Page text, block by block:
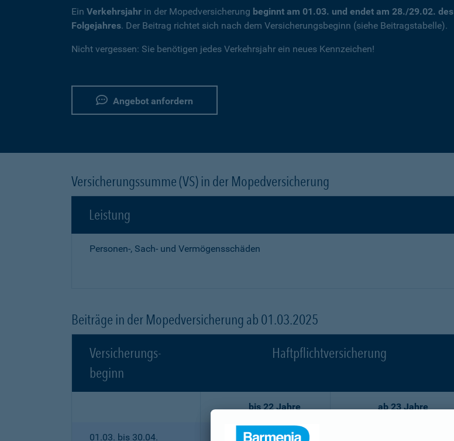
Ein Verkehrsjahr in der Mopedversicherung beginnt am 01.03. und endet am 28./29.02. des
Folgejahres. Der Beitrag richtet sich nach dem Versicherungsbeginn (siehe Beitragstabelle).
Nicht vergessen: Sie benötigen jedes Verkehrsjahr ein neues Kennzeichen!
Angebot anfordern
Versicherungssumme (VS) in der Mopedversicherung
Leistung
Personen-, Sach- und Vermögensschäden
Beiträge in der Mopedversicherung ab 01.03.2025
Versicherungs-
beginn
Haftpflichtversicherung
bis 22 Jahre ab 23 Jahre
01.03. bis 30.04. 86,02 EUR